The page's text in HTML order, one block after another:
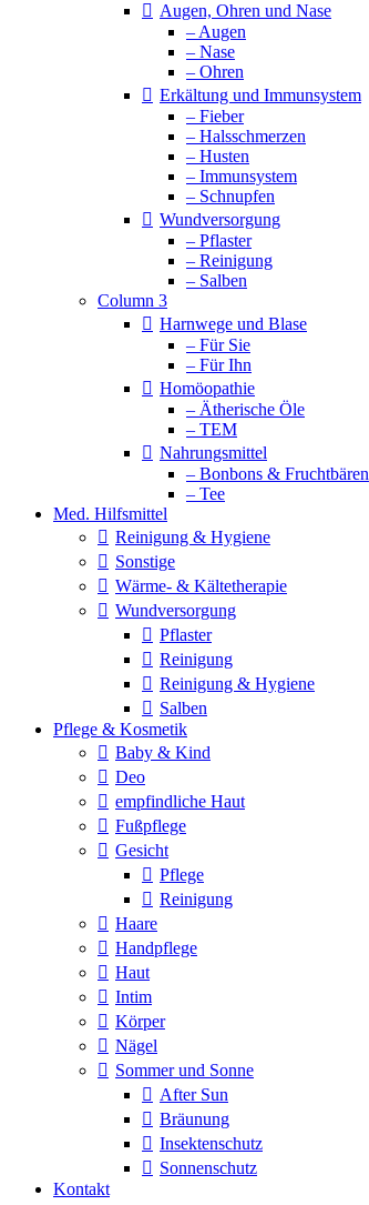
Augen, Ohren und Nase
– Augen
– Nase
– Ohren
Erkältung und Immunsystem
– Fieber
– Halsschmerzen
– Husten
– Immunsystem
– Schnupfen
Wundversorgung
– Pflaster
– Reinigung
– Salben
Column 3
Harnwege und Blase
– Für Sie
– Für Ihn
Homöopathie
– Ätherische Öle
– TEM
Nahrungsmittel
– Bonbons & Fruchtbären
– Tee
Med. Hilfsmittel
Reinigung & Hygiene
Sonstige
Wärme- & Kältetherapie
Wundversorgung
Pflaster
Reinigung
Reinigung & Hygiene
Salben
Pflege & Kosmetik
Baby & Kind
Deo
empfindliche Haut
Fußpflege
Gesicht
Pflege
Reinigung
Haare
Handpflege
Haut
Intim
Körper
Nägel
Sommer und Sonne
After Sun
Bräunung
Insektenschutz
Sonnenschutz
Kontakt